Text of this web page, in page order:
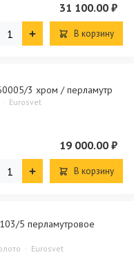
31 100.00 ₽
В корзину
3 хром / перламутр
Eurosvet
19 000.00 ₽
В корзину
5 перламутровое
Eurosvet